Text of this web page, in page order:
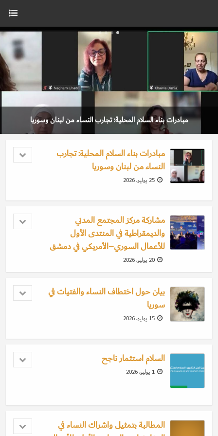
مبادرات بناء السلام المحلية: تجارب النساء من لبنان وسوريا
مبادرات بناء السلام المحلية: تجارب
النساء من لبنان وسوريا
25 يوليو، 2026
مشاركة مركز المجتمع المدني
والديمقراطية في المنتدى الأول
للأعمال السوري–الأمريكي في دمشق
20 يوليو، 2026
بيان حول اختطاف النساء والفتيات في
سوريا
15 يوليو، 2026
السلام استثمار ناجح
1 يوليو، 2026
المطالبة بتمثيل واشراك النساء في